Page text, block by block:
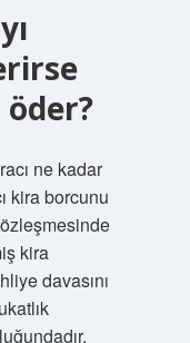
ne kadar
kira borcunu
kira
davasını